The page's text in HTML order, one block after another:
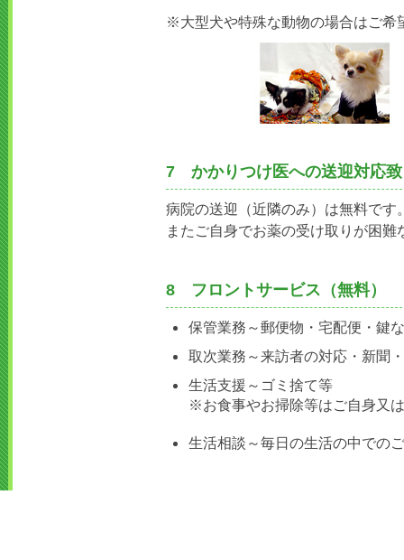
※大型犬や特殊な動物の場合はご希
7 かかりつけ医への送迎対応致
病院の送迎（近隣のみ）は無料です
またご自身でお薬の受け取りが困難
8 フロントサービス（無料）
保管業務～郵便物・宅配便・鍵
取次業務～来訪者の対応・新聞
生活支援～ゴミ捨て等
※お食事やお掃除等はご自身又
生活相談～毎日の生活の中での